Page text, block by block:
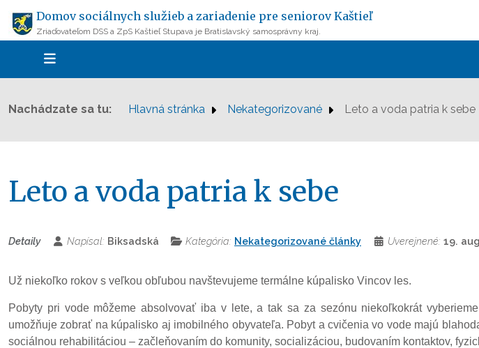
Domov sociálnych služieb a zariadenie pre seniorov Kaštieľ
Zriaďovateľom DSS a ZpS Kaštieľ Stupava je Bratislavský samosprávny kraj.
Nachádzate sa tu: Hlavná stránka Nekategorizované Leto a voda patria k sebe
Leto a voda patria k sebe
Detaily Napísal: Biksadská Kategória: Nekategorizované články Uverejnené: 19.
Už niekoľko rokov s veľkou obľubou navštevujeme termálne kúpalisko Vincov les.
Pobyty pri vode môžeme absolvovať iba v lete, a tak sa za sezónu niekoľkokrát
umožňuje zobrať na kúpalisko aj imobilného obyvateľa. Pobyt a cvičenia vo vode majú
sociálnou rehabilitáciou – začleňovaním do komunity, socializáciou, budovaním kontaktov,